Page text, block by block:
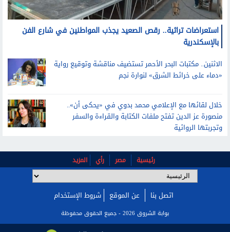
استعراضات تراثية.. رقص الصعيد يجذب المواطنين في شارع الفن
بالإسكندرية
الاثنين.. مكتبات البحر الأحمر تستضيف مناقشة وتوقيع رواية
«دماء على خرائط الشرق» لنوارة نجم
منصورة عز الدين تفتح ملفات الكتابة والقراءة والسفر
وتجربتها الروائية
رئيسية مصر رأي المزيد
اتصل بنا عن الموقع شروط الإستخدام
بوابة الشروق 2026 - جميع الحقوق محفوظة